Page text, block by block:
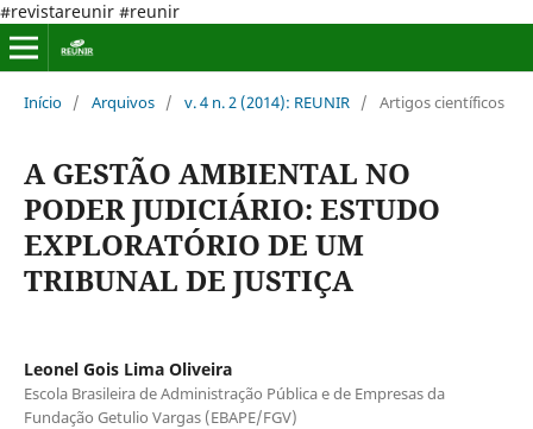
#revistareunir #reunir
Início / Arquivos / v. 4 n. 2 (2014): REUNIR / Artigos científicos
A GESTÃO AMBIENTAL NO
PODER JUDICIÁRIO: ESTUDO
EXPLORATÓRIO DE UM
TRIBUNAL DE JUSTIÇA
Leonel Gois Lima Oliveira
Escola Brasileira de Administração Pública e de Empresas da
Fundação Getulio Vargas (EBAPE/FGV)